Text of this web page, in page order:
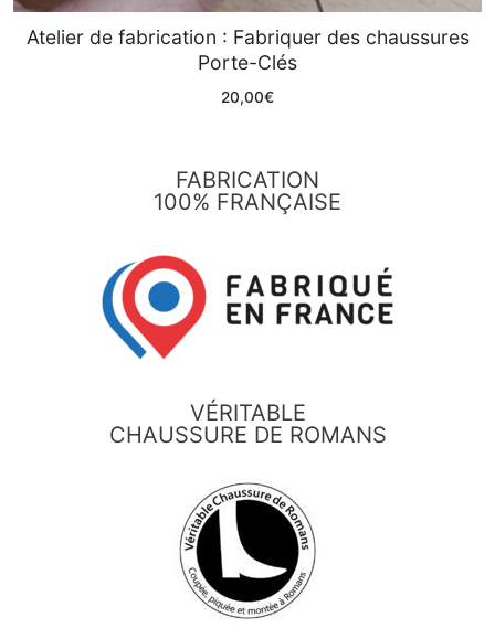
Atelier de fabrication : Fabriquer des chaussures
Porte-Clés
20,00€
FABRICATION
100% FRANÇAISE
VÉRITABLE
CHAUSSURE DE ROMANS